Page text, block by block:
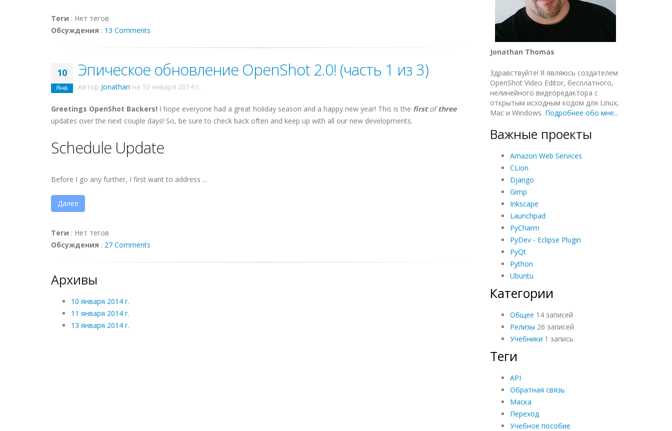
Теги : Нет тегов
Обсуждения : 13 Comments
10
Янв
Эпическое обновление OpenShot 2.0! (часть 1 из 3)
Автор Jonathan на 10 января 2014 г. .
Greetings OpenShot Backers! I hope everyone had a great holiday season and a happy new year! This is the firstofthree
updates over the next couple days! So, be sure to check back often and keep up with all our new developments.
Schedule Update
Before I go any further, I first want to address ...
Далее
Теги : Нет тегов
Обсуждения : 27 Comments
Архивы
10 января 2014 г.
11 января 2014 г.
13 января 2014 г.
Jonathan Thomas
Здравствуйте! Я являюсь создателем
OpenShot Video Editor, бесплатного,
нелинейного видеоредактора с
открытым исходным кодом для Linux,
Mac и Windows. Подробнее обо мне...
Важные проекты
Amazon Web Services
CLion
Django
Gimp
Inkscape
Launchpad
PyCharm
PyDev - Eclipse Plugin
PyQt
Python
Ubuntu
Категории
Общее 14 записей
Релизы 26 записей
Учебники 1 запись
Теги
API
Обратная связь
Маска
Переход
Учебное пособие